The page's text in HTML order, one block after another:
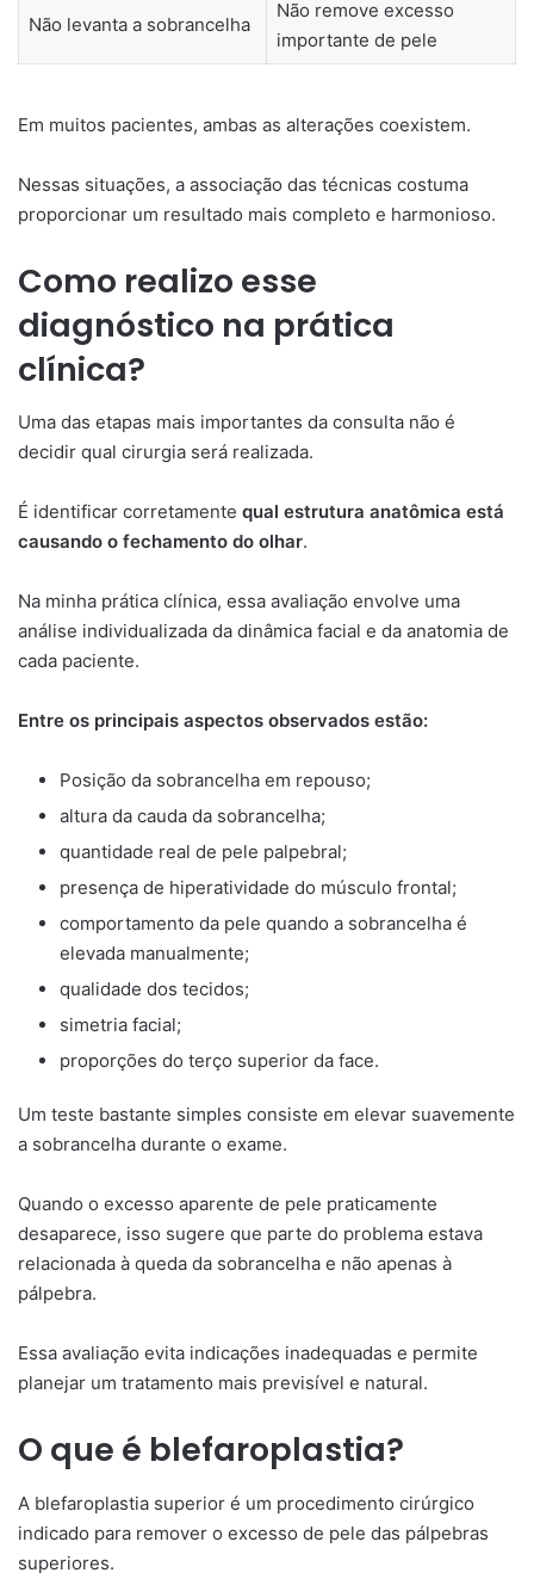
Não levanta a sobrancelha
Não remove excesso
importante de pele
Em muitos pacientes, ambas as alterações coexistem.
Nessas situações, a associação das técnicas costuma
proporcionar um resultado mais completo e harmonioso.
Como realizo esse
diagnóstico na prática
clínica?
Uma das etapas mais importantes da consulta não é
decidir qual cirurgia será realizada.
É identificar corretamente qual estrutura anatômica está
causando o fechamento do olhar.
Na minha prática clínica, essa avaliação envolve uma
análise individualizada da dinâmica facial e da anatomia de
cada paciente.
Entre os principais aspectos observados estão:
Posição da sobrancelha em repouso;
altura da cauda da sobrancelha;
quantidade real de pele palpebral;
presença de hiperatividade do músculo frontal;
comportamento da pele quando a sobrancelha é
elevada manualmente;
qualidade dos tecidos;
simetria facial;
proporções do terço superior da face.
Um teste bastante simples consiste em elevar suavemente
a sobrancelha durante o exame.
Quando o excesso aparente de pele praticamente
desaparece, isso sugere que parte do problema estava
relacionada à queda da sobrancelha e não apenas à
pálpebra.
Essa avaliação evita indicações inadequadas e permite
planejar um tratamento mais previsível e natural.
O que é blefaroplastia?
A blefaroplastia superior é um procedimento cirúrgico
indicado para remover o excesso de pele das pálpebras
superiores.